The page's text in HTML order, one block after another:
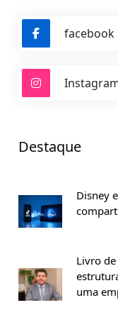
facebook
Destaque
Disney
Livro
uma